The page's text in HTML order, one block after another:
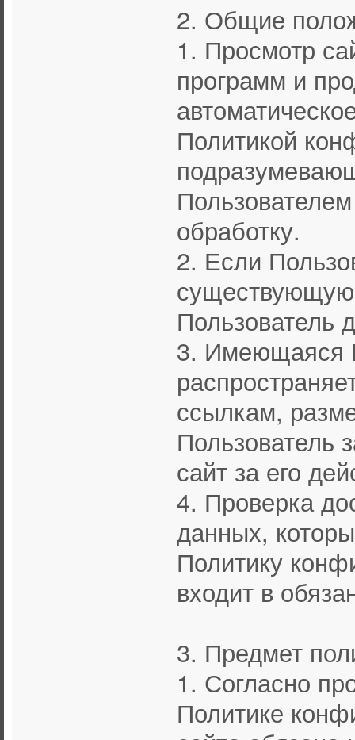
2. Общие
1. Просмотр
программ и
Политикой
обработку.
2. Если
существующую
Пользователь
3. Имеющаяся
ссылкам,
Пользователь
сайт за его
4. Проверка
данных,
Политику
входит в
3. Предмет
1. Согласно
Политике